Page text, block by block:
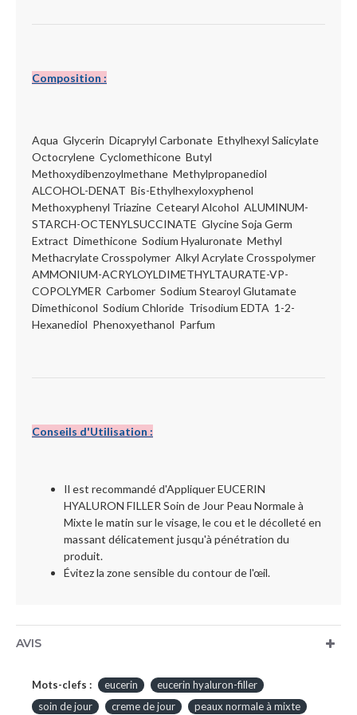
Composition :
Aqua Glycerin Dicaprylyl Carbonate Ethylhexyl Salicylate
Octocrylene Cyclomethicone Butyl
Methoxydibenzoylmethane Methylpropanediol
ALCOHOL-DENAT Bis-Ethylhexyloxyphenol
Methoxyphenyl Triazine Cetearyl Alcohol ALUMINUM-
STARCH-OCTENYLSUCCINATE Glycine Soja Germ
Extract Dimethicone Sodium Hyaluronate Methyl
Methacrylate Crosspolymer Alkyl Acrylate Crosspolymer
AMMONIUM-ACRYLOYLDIMETHYLTAURATE-VP-
COPOLYMER Carbomer Sodium Stearoyl Glutamate
Dimethiconol Sodium Chloride Trisodium EDTA 1-2-
Hexanediol Phenoxyethanol Parfum
Conseils d'Utilisation :
Il est recommandé d'Appliquer EUCERIN
HYALURON FILLER Soin de Jour Peau Normale à
Mixte le matin sur le visage, le cou et le décolleté en
massant délicatement jusqu'à pénétration du
produit.
Évitez la zone sensible du contour de l'œil.
AVIS
Mots-clefs : eucerin
eucerin hyaluron-filler
soin de jour
creme de jour
peaux normale à mixte